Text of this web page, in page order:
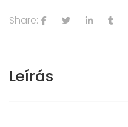
Share:
Leírás